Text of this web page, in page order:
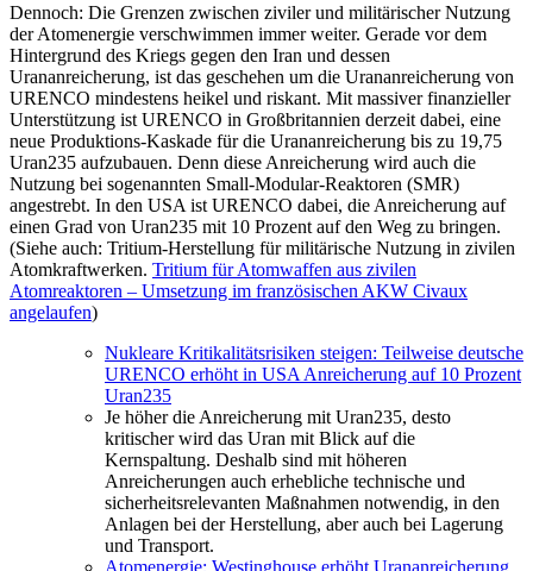
Dennoch: Die Grenzen zwischen ziviler und militärischer Nutzung
der Atomenergie verschwimmen immer weiter. Gerade vor dem
Hintergrund des Kriegs gegen den Iran und dessen
Urananreicherung, ist das geschehen um die Urananreicherung von
URENCO mindestens heikel und riskant. Mit massiver finanzieller
Unterstützung ist URENCO in Großbritannien derzeit dabei, eine
neue Produktions-Kaskade für die Urananreicherung bis zu 19,75
Uran235 aufzubauen. Denn diese Anreicherung wird auch die
Nutzung bei sogenannten Small-Modular-Reaktoren (SMR)
angestrebt. In den USA ist URENCO dabei, die Anreicherung auf
einen Grad von Uran235 mit 10 Prozent auf den Weg zu bringen.
(Siehe auch: Tritium-Herstellung für militärische Nutzung in zivilen
Atomkraftwerken. Tritium für Atomwaffen aus zivilen
Atomreaktoren – Umsetzung im französischen AKW Civaux
angelaufen)
Nukleare Kritikalitätsrisiken steigen: Teilweise deutsche
URENCO erhöht in USA Anreicherung auf 10 Prozent
Uran235
Je höher die Anreicherung mit Uran235, desto
kritischer wird das Uran mit Blick auf die
Kernspaltung. Deshalb sind mit höheren
Anreicherungen auch erhebliche technische und
sicherheitsrelevanten Maßnahmen notwendig, in den
Anlagen bei der Herstellung, aber auch bei Lagerung
und Transport.
Atomenergie: Westinghouse erhöht Urananreicherung